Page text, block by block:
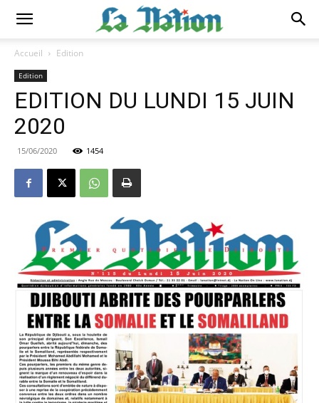
Accueil Edition
Edition
EDITION DU LUNDI 15 JUIN
2020
15/06/2020 1454